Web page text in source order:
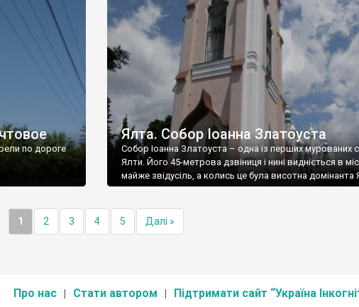
по дороге
Ялта. Собор Іоанна Златоуста
Собор Іоанна Златоуста – одна із перших мурованих
Ялти. Його 45-метрова дзвіниця і нині видніється в
майже звідусіль, а колись це була висотна домінанта
1 2 3 4 5 Далі »
Про нас Стати автором Підтримати сайт “Україна